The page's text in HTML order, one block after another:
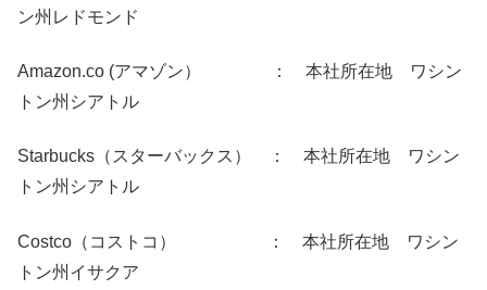
ン州レドモンド
Amazon.co (アマゾン） ： 本社所在地 ワシン
トン州シアトル
Starbucks（スターバックス） ： 本社所在地 ワシン
トン州シアトル
Costco（コストコ） ： 本社所在地 ワシン
トン州イサクア